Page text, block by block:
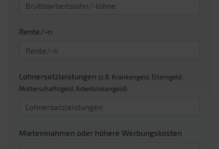
Rente/-n
Lohnersatzleistungen (z.B. Krankengeld, Elterngeld,
Mutterschaftsgeld, Arbeitslosengeld)
Mieteinnahmen oder höhere Werbungskosten